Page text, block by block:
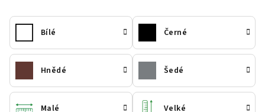
Bílé Černé
Hnědé Šedé
Malé Velké